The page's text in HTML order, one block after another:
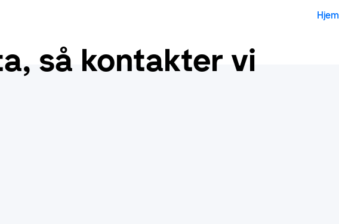
Hjem
så kontakter vi